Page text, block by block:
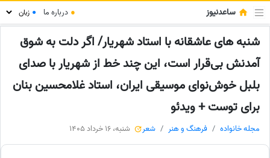
ساعدنیوز ● درباره ما ●
شنبه های عاشقانه با استاد شهریار/ اگر دلت به شوق
آمدنش بی‌قرار است، این چند خط از شهریار با صدای
بلبل خوش‌نوای موسیقی ایران، استاد غلامحسین بنان
برای توست + ویدئو
مجله خانواده فرهنگ و هنر شعر شنبه، 16 خرداد 1405